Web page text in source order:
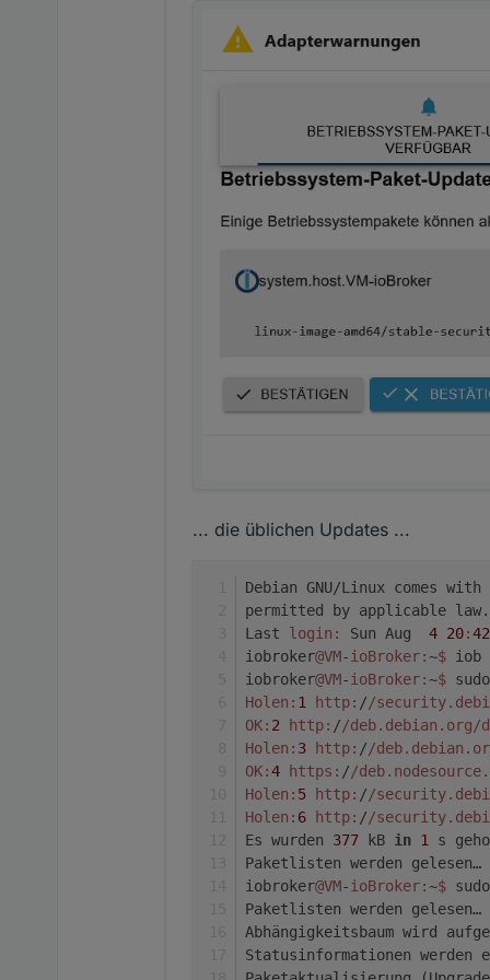
libc6/stable,stable-
libdbus-1-dev/stable
libfdisk1/stable,stable-
libfreetype-dev/stable
libfreetype6/stable
libgdk-pixbuf-2.0-0/stable
libgdk-pixbuf2.0-bin/
libglib2.0-bin/stable
libglib2.0-dev-bin/stable
libgssapi-krb5-2/stable
libisl23/stable 0.25-1.1
libnftables1/stable 1.0.6-
libnss-systemd/stable
libpam-modules-bin/
libpam-modules/stable
libpam-runtime/stable
libpam-systemd/stable
libpam0g-dev/stable
libpam0g/stable 1.5.2-
libperl5.36/stable 5.36.0-
libpython3.11-minimal/
libpython3.11-stdlib/
librsvg2-2/stable,stable-
librsvg2-common/
librsvg2-dev/
libseccomp2/stable 2.5.4-
libsmartcols1/
libssl3/stable 3.0.13-
libsystemd-shared/stable
libsystemd0/stable
libtiff-dev/stable,stable-
libtiff6/stable,stable-
... die üblichen Updates ...
Debian GNU/Linux comes with
permitted by applicable law.
Last login: Sun Aug 4 20:42
iobroker@VM- ioBroker:~$
iob
iobroker@VM- ioBroker:~$
Holen: 1 http: //
OK: 2 http: //deb.debian.org/
Holen: 3 http: //
OK:4 https: //
Holen: 5 http: //
Holen: 6 http: //
Es wurden 377 kB in 1 s
Paketlisten werden
iobroker@VM- ioBroker:~$
Paketlisten werden
Abhängigkeitsbaum wird
Statusinformationen werden